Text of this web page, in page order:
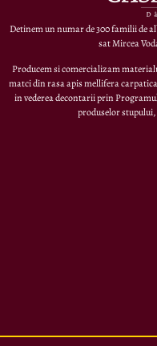
Detinem un numar de 300 familii de
sat Mircea
Producem si comercializam
matci din rasa apis mellifera
in vederea decontarii prin
produselor